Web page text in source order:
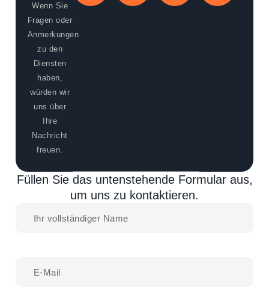
Füllen Sie das untenstehende Formular aus,
um uns zu kontaktieren.
Wenn Sie
Fragen oder
Anmerkungen
zu den
Diensten
haben,
würden wir
uns über
Ihre
Nachricht
freuen.
89